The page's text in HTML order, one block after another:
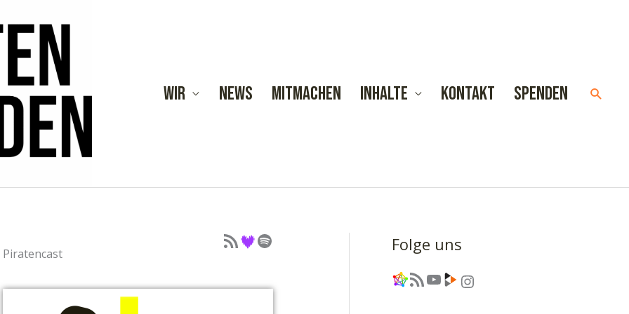
Wir News Mitmachen Inhalte Kontakt Spenden
Piratencast
Podcast als Feed Podcast auf Deezer Podcast auf Spotify Folge uns
Link RSS-Feed YouTube Link Instagram